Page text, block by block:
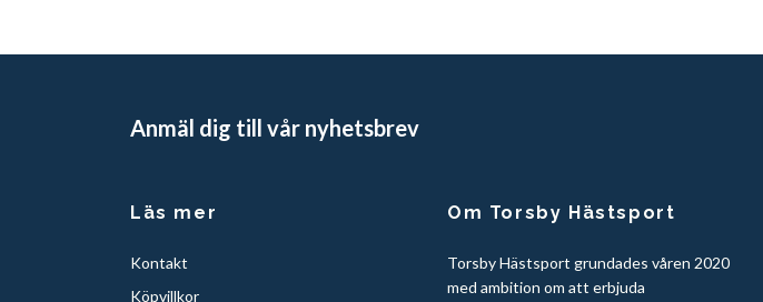
Anmäl dig till vår nyhetsbrev
Läs mer
Kontakt
Köpvillkor
Om Torsby Hästsport
Torsby Hästsport grundades våren 2020
med ambition om att erbjuda